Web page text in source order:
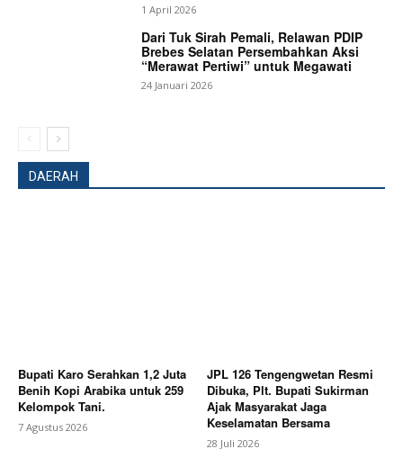
News Week
Magazine PRO
1 April 2026
Dari Tuk Sirah Pemali, Relawan PDIP
Brebes Selatan Persembahkan Aksi
“Merawat Pertiwi” untuk Megawati
24 Januari 2026
DAERAH
Bupati Karo Serahkan 1,2 Juta
Benih Kopi Arabika untuk 259
Kelompok Tani.
7 Agustus 2026
JPL 126 Tengengwetan Resmi
Dibuka, Plt. Bupati Sukirman
Ajak Masyarakat Jaga
Keselamatan Bersama
28 Juli 2026